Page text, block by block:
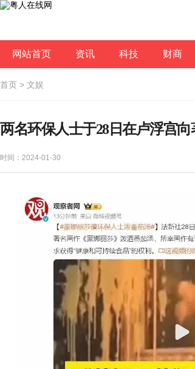
网站首页 资讯 科技 财商
首页 > 文娱
两名环保人士于28日在卢浮宫
时间：2024-01-30